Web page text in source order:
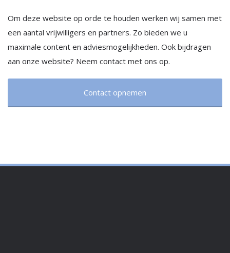
Om deze website op orde te houden werken wij samen met
een aantal vrijwilligers en partners. Zo bieden we u
maximale content en adviesmogelijkheden. Ook bijdragen
aan onze website? Neem contact met ons op.
Contact opnemen